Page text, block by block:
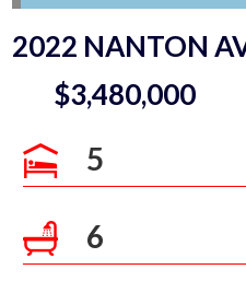
2022 NANTON
$3,480,000
5
6